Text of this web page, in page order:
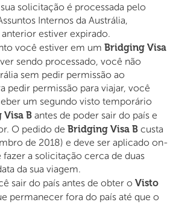
solicitação é processada pelo
Internos da Austrália,
estiver expirado.
você estiver em um Bridging Visa
sendo processado, você não
sem pedir permissão ao
pedir permissão para viajar, você
um segundo visto temporário
B antes de poder sair do país e
O pedido de Bridging Visa B custa
de 2018) e deve ser aplicado on-
a solicitação cerca de duas
da sua viagem.
sair do país antes de obter o Visto
permanecer fora do país até que o